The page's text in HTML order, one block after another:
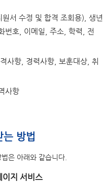
서 수정 및 합격 조회용), 생년
번호, 이메일, 주소, 학력, 전
사항, 경력사항, 보훈대상, 취
사항
방법
은 아래와 같습니다.
이지 서비스